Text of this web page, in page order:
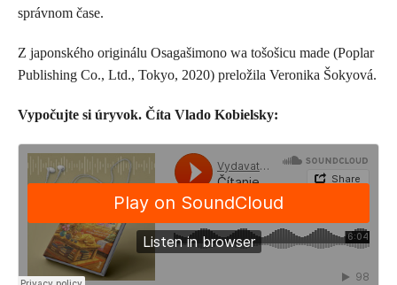
správnom čase.
Z japonského originálu Osagašimono wa tošošicu made (Poplar
Publishing Co., Ltd., Tokyo, 2020) preložila Veronika Šokyová.
Vypočujte si úryvok. Číta Vlado Kobielsky: